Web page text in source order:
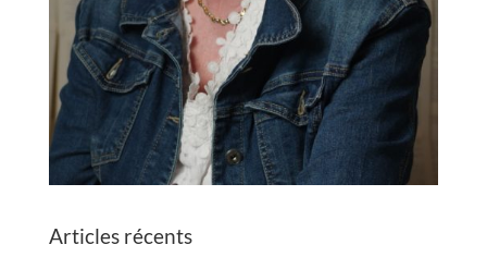
Articles récents